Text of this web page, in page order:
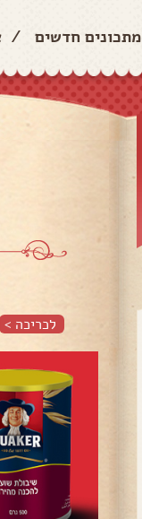
מתכונים חדשים /
לכריכה >